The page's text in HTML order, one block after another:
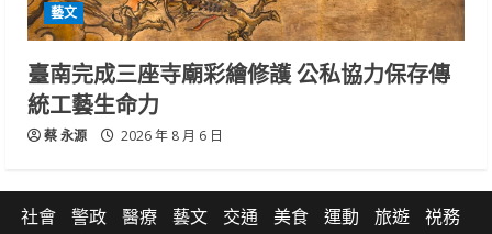
藝文
臺南完成三座寺廟彩繪修護 公私協力保存傳
統工藝生命力
蔡 永源 2026 年 8 月 6 日
社會 警政 醫療 藝文 交通 美食 運動 旅遊 祱務